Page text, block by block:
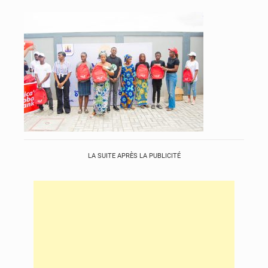
LA SUITE APRÈS LA PUBLICITÉ